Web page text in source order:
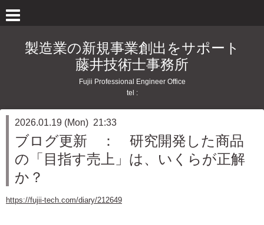
製造業の新規事業創出をサポート
藤井技術士事務所
Fujii Professional Engineer Office
tel :
2026.01.19 (Mon) 21:33
ブログ更新 ： 研究開発した商品
の「目指す売上」は、いくらが正解
か？
https://fujii-tech.com/diary/212649